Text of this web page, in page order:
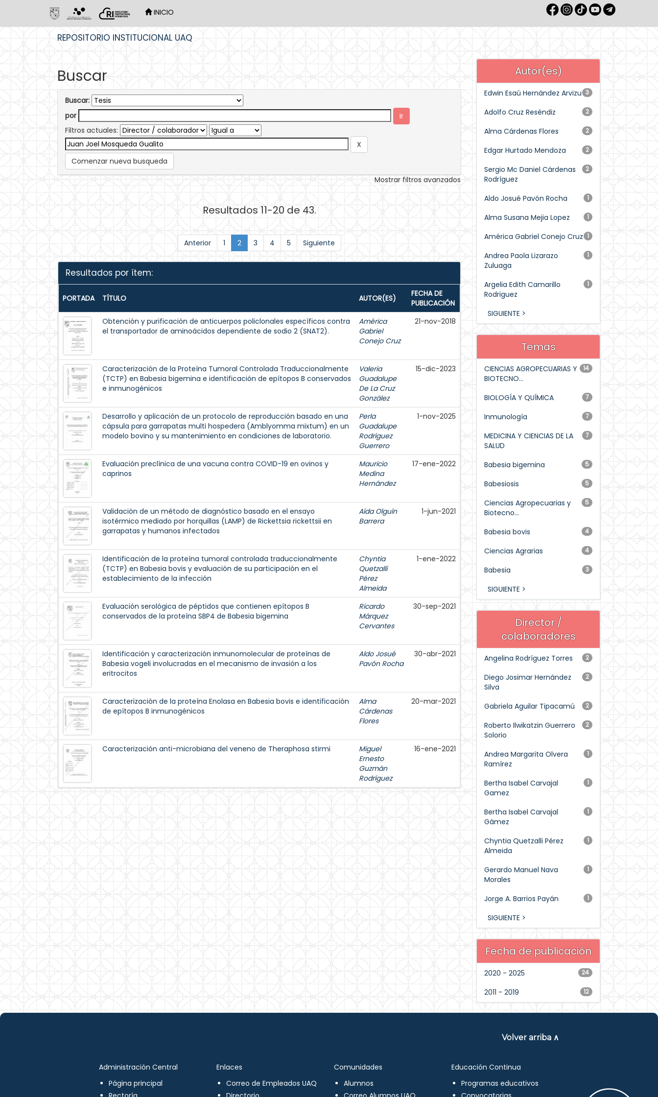
INICIO
REPOSITORIO INSTITUCIONAL UAQ
Buscar
Buscar:
por
Filtros actuales:
Comenzar nueva busqueda
Mostrar filtros avanzados
Resultados 11-20 de 43.
Anterior 1 2 3 4 5 Siguiente
Resultados por ítem:
PORTADA TÍTULO AUTOR(ES)
FECHA DE
PUBLICACIÓN
Obtención y purificación de anticuerpos policlonales específicos contra
el transportador de aminoácidos dependiente de sodio 2 (SNAT2).
América
Gabriel
Conejo Cruz
21-nov-2018
Caracterización de la Proteína Tumoral Controlada Traduccionalmente
(TCTP) en Babesia bigemina e identificación de epítopos B conservados
e inmunogénicos
Valeria
Guadalupe
De La Cruz
González
15-dic-2023
Desarrollo y aplicación de un protocolo de reproducción basado en una
cápsula para garrapatas multi hospedera (Amblyomma mixtum) en un
modelo bovino y su mantenimiento en condiciones de laboratorio.
Perla
Guadalupe
Rodríguez
Guerrero
1-nov-2025
Evaluación preclínica de una vacuna contra COVID-19 en ovinos y
caprinos
Mauricio
Medina
Hernández
17-ene-2022
Validación de un método de diagnóstico basado en el ensayo
isotérmico mediado por horquillas (LAMP) de Rickettsia rickettsii en
garrapatas y humanos infectados
Aída Olguín
Barrera
1-jun-2021
Identificación de la proteína tumoral controlada traduccionalmente
(TCTP) en Babesia bovis y evaluación de su participación en el
establecimiento de la infección
Chyntia
Quetzalli
Pérez
Almeida
1-ene-2022
Evaluación serológica de péptidos que contienen epítopos B
conservados de la proteína SBP4 de Babesia bigemina
Ricardo
Márquez
Cervantes
30-sep-2021
Identificación y caracterización inmunomolecular de proteínas de
Babesia vogeli involucradas en el mecanismo de invasión a los
eritrocitos
Aldo Josué
Pavón Rocha
30-abr-2021
Caracterización de la proteína Enolasa en Babesia bovis e identificación
de epítopos B inmunogénicos
Alma
Cárdenas
Flores
20-mar-2021
Caracterización anti-microbiana del veneno de Theraphosa stirmi
Miguel
Ernesto
Guzmán
Rodríguez
16-ene-2021
Autor(es)
3
Edwin Esaú Hernández Arvizu
2
Adolfo Cruz Reséndiz
2
Alma Cárdenas Flores
2
Edgar Hurtado Mendoza
2
Sergio Mc Daniel Cárdenas
Rodríguez
1
Aldo Josué Pavón Rocha
1
Alma Susana Mejia Lopez
1
América Gabriel Conejo Cruz
1
Andrea Paola Lizarazo
Zuluaga
1
Argelia Edith Camarillo
Rodriguez
SIGUIENTE >
Temas
14
CIENCIAS AGROPECUARIAS Y
BIOTECNO...
7
BIOLOGÍA Y QUÍMICA
7
Inmunología
7
MEDICINA Y CIENCIAS DE LA
SALUD
5
Babesia bigemina
5
Babesiosis
5
Ciencias Agropecuarias y
Biotecno...
4
Babesia bovis
4
Ciencias Agrarias
3
Babesia
SIGUIENTE >
Director /
colaboradores
2
Angelina Rodríguez Torres
2
Diego Josimar Hernández
Silva
2
Gabriela Aguilar Tipacamú
2
Roberto Ilwikatzin Guerrero
Solorio
1
Andrea Margarita Olvera
Ramírez
1
Bertha Isabel Carvajal
Gamez
1
Bertha Isabel Carvajal
Gámez
1
Chyntia Quetzalli Pérez
Almeida
1
Gerardo Manuel Nava
Morales
1
Jorge A. Barrios Payán
SIGUIENTE >
Fecha de publicación
24
2020 - 2025
12
2011 - 2019
Volver arriba ∧
Administración Central
Página principal
Enlaces
Correo de Empleados UAQ
Comunidades
Alumnos
Educación Continua
Programas educativos